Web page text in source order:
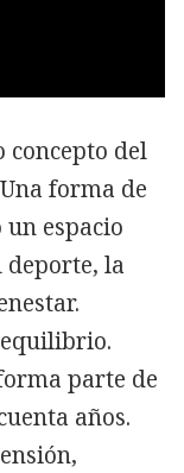
concepto del
forma de
espacio
deporte, la
parte de
años.